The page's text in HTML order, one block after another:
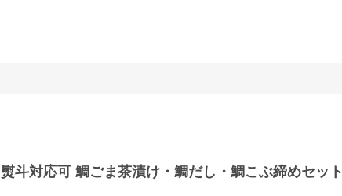
熨斗対応可 鯛ごま茶漬け・鯛だし・鯛こぶ締めセット